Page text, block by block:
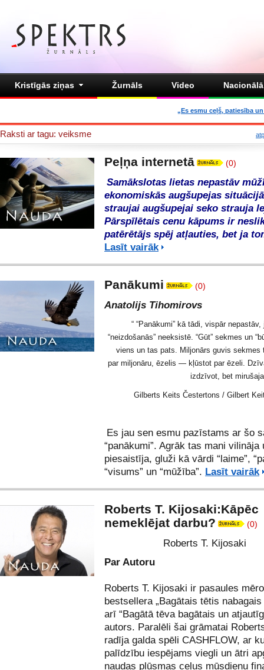
Kristīgās ziņas Žurnāls Video
„Es esmu ceļš, patiesība
Raksti ar tagu: veiksme
Peļņa internetā (0)
Samākslotas lietas nepastāv
ekonomiskās augšupejas
straujai augšupejai seko strauja
Pārspīlētais cenu kāpums ir
patērētājs spēj atļauties, bet ja
Lasīt vairāk
Panākumi (0)
Anatolijs Tihomirovs
“ “Panākumi” kā tādi, vispār
“neizdošanās” neeksistē. “Gūt” sekmes un
viens un tas pats. Miljonārs guvis sekmes
par miljonāru, ēzelis — kļūstot par ēzeli.
izdzīvot, bet
Gilberts Keits Čestertons / Gilbert
Es jau sen esmu pazīstams ar šo
“panākumi”. Agrāk tas mani vilināja
piesaistīja, gluži kā vārdi “laime”,
“visums” un “mūžība”. Lasīt vairāk
Roberts T. Kijosaki:Kāpēc
nemeklējat darbu?
(0)
Roberts T. Kijosaki
Par Autoru
Roberts T. Kijosaki ir pasaules
bestsellera „Bagātais tētis
arī “Bagātā tēva bagātais un
autors. Paralēli šai grāmatai
radīja galda spēli CASHFLOW, ar
palīdzību iespējams viegli un ātri
naudas plūsmas ceļus mūsdienu